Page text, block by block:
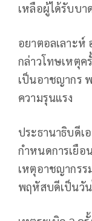
เหลือผู้ได้รับบ
อยาตอลเลาะห์
กล่าวโทษเหตุค
เป็นอาชญากร
ความรุนแรง
ประธานาธิบดีเ
กำหนดการเยือ
เหตุอาชญากรร
พฤหัสบดีเป็นวั